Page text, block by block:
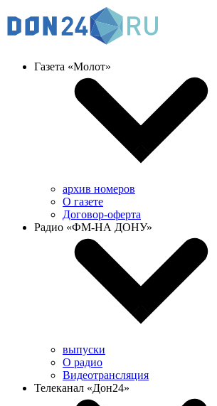
Газета «Молот»
архив номеров
О газете
Договор-оферта
Радио «ФМ-НА ДОНУ»
выпуски
О радио
Видеотрансляция
Телеканал «Дон24»